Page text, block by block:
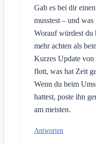
Gab es bei dir
musstest – und
Worauf würdest du
mehr achten als
Kurzes Update
flott, was hat Zeit
Wenn du beim
hattest, poste ihn
am meisten.
Antworten